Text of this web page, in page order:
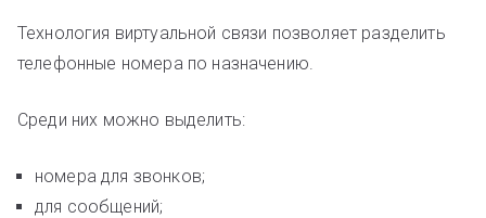
Технология виртуальной связи позволяет разделить
телефонные номера по назначению.
Среди них можно выделить:
номера для звонков;
для сообщений;